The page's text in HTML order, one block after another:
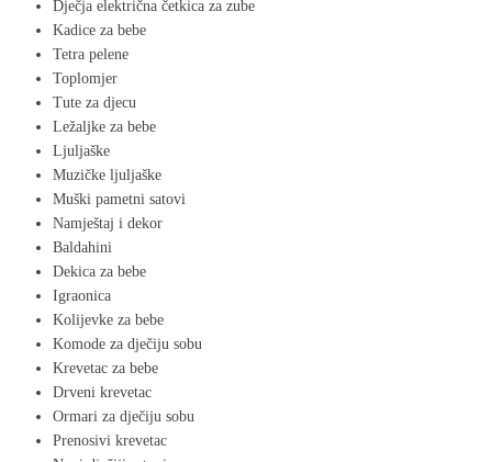
Dječja električna četkica za zube
Kadice za bebe
Tetra pelene
Toplomjer
Tute za djecu
Ležaljke za bebe
Ljuljaške
Muzičke ljuljaške
Muški pametni satovi
Namještaj i dekor
Baldahini
Dekica za bebe​
Igraonica
Kolijevke za bebe
Komode za dječiju sobu
Krevetac za bebe
Drveni krevetac
Ormari za dječiju sobu
Prenosivi krevetac